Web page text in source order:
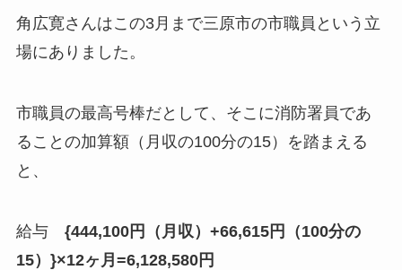
角広寛さんはこの3月まで三原市の市職員という立
場にありました。
市職員の最高号棒だとして、そこに消防署員であ
ることの加算額（月収の100分の15）を踏まえる
と、
給与 {444,100円（月収）+66,615円（100分の
15）}×12ヶ月=6,128,580円